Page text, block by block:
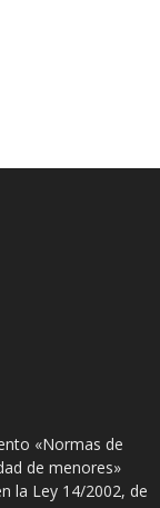
«Normas de
de menores»
la Ley 14/2002, de